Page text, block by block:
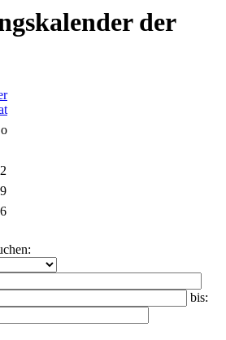
der
bis: